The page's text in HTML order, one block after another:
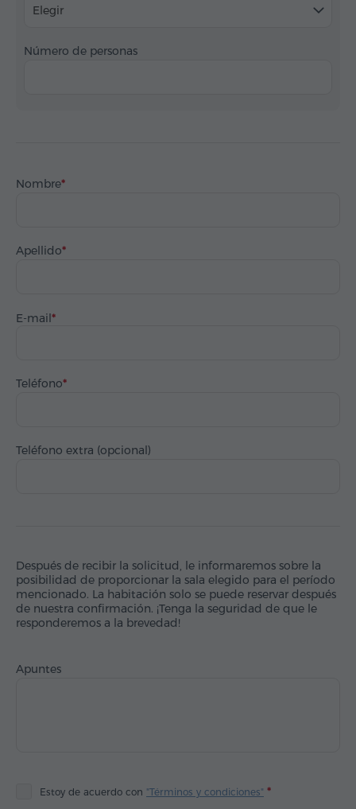
Elegir
Número de personas
Nombre
Apellido
E-mail
Teléfono
Teléfono extra (opcional)
Después de recibir la solicitud, le informaremos sobre la
posibilidad de proporcionar la sala elegido para el período
mencionado. La habitación solo se puede reservar después
de nuestra confirmación. ¡Tenga la seguridad de que le
responderemos a la brevedad!
Apuntes
Estoy de acuerdo con "Términos y condiciones"